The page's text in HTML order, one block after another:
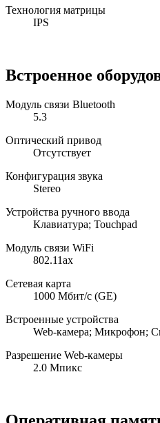
Технология матрицы
IPS
Встроенное
Модуль связи Bluetooth
5.3
Оптический привод
Отсутствует
Конфигурация звука
Stereo
Устройства ручного ввода
Клавиатура; Touchpad
Модуль связи WiFi
802.11ax
Сетевая карта
1000 Мбит/с (GE)
Встроенные устройства
Web-камера; Микрофон;
Разрешение Web-камеры
2.0 Мпикс